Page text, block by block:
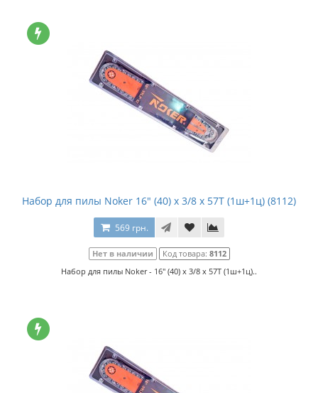
Набор для пилы Noker 16" (40) x 3/8 x 57T (1ш+1ц) (8112)
569 грн.
Нет в наличии Код товара: 8112
Набор для пилы Noker - 16" (40) x 3/8 x 57T (1ш+1ц)..